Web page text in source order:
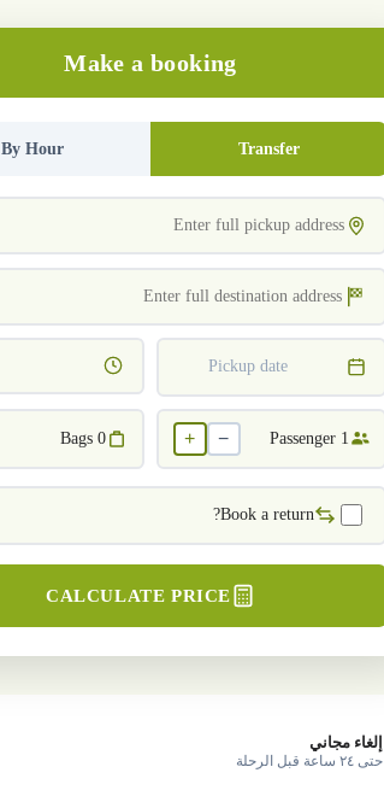
Make a booking
Transfer
By Hour
Pickup date
1
Passenger
−
+
0
Bags
Book a return?
CALCULATE PRICE
إلغاء مجاني
حتى ٢٤ ساعة قبل الرحلة